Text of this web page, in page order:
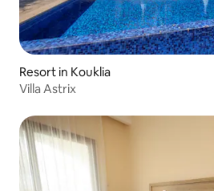
Resort in Kouklia
Villa Astrix